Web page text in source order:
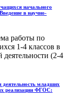
начального
в научно-
работы по
1-4 классов в
(2-4
деятельность младших
реализации ФГОС: